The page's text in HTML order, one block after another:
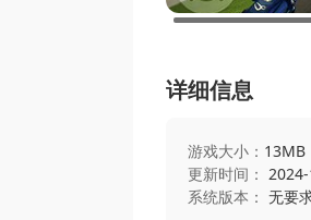
详细信息
游戏大小： 13MB
更新时间：
系统版本： 无要